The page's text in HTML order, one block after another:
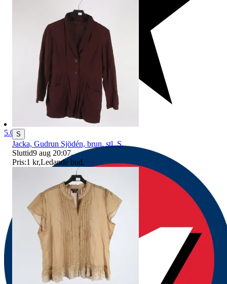
5.0 S
Jacka, Gudrun Sjödén, brun, stl. S.
Sluttid9 aug 20:07.
Pris:1 kr,Ledande bud.